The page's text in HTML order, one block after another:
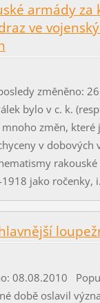
armády za
ve
změněno:
bylo v c. k.
změn, které
v dobových
jako ročenky,
08.08.2010
době oslavil